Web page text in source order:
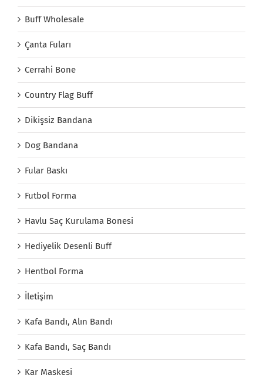
Buff Wholesale
Çanta Fuları
Cerrahi Bone
Country Flag Buff
Dikişsiz Bandana
Dog Bandana
Fular Baskı
Futbol Forma
Havlu Saç Kurulama Bonesi
Hediyelik Desenli Buff
Hentbol Forma
İletişim
Kafa Bandı, Alın Bandı
Kafa Bandı, Saç Bandı
Kar Maskesi